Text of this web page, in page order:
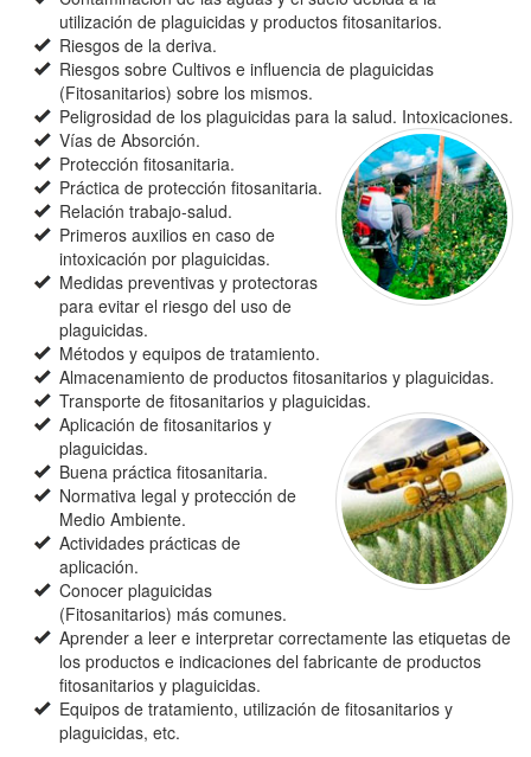
utilización de plaguicidas y productos fitosanitarios.
Riesgos de la deriva.
Riesgos sobre Cultivos e influencia de plaguicidas
(Fitosanitarios) sobre los mismos.
Peligrosidad de los plaguicidas para la salud. Intoxicaciones.
Vías de Absorción.
Protección fitosanitaria.
Práctica de protección fitosanitaria.
Relación trabajo-salud.
Primeros auxilios en caso de
intoxicación por plaguicidas.
Medidas preventivas y protectoras
para evitar el riesgo del uso de
plaguicidas.
Métodos y equipos de tratamiento.
Almacenamiento de productos fitosanitarios y plaguicidas.
Transporte de fitosanitarios y plaguicidas.
Aplicación de fitosanitarios y
plaguicidas.
Buena práctica fitosanitaria.
Normativa legal y protección de
Medio Ambiente.
Actividades prácticas de
aplicación.
Conocer plaguicidas
(Fitosanitarios) más comunes.
Aprender a leer e interpretar correctamente las etiquetas de
los productos e indicaciones del fabricante de productos
fitosanitarios y plaguicidas.
Equipos de tratamiento, utilización de fitosanitarios y
plaguicidas, etc.